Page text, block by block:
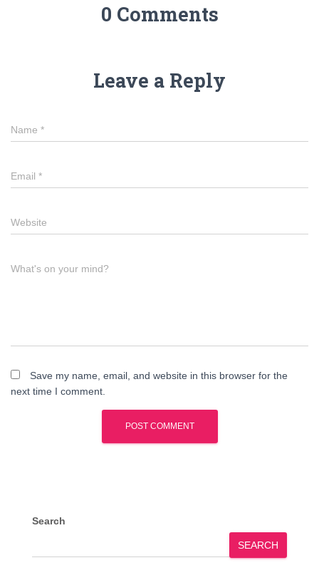
0 Comments
Leave a Reply
Name *
Email *
Website
What's on your mind?
Save my name, email, and website in this browser for the
next time I comment.
Search
SEARCH